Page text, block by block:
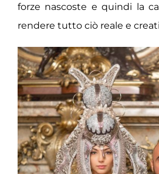
forze nascoste e quindi la
rendere tutto ciò reale e